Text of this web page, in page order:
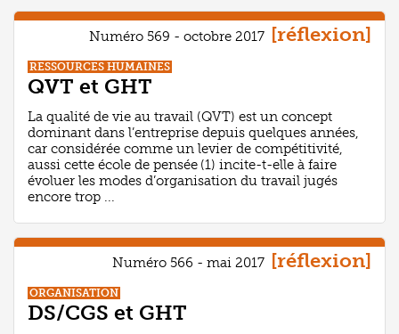
Numéro 569 - octobre 2017 [réflexion]
RESSOURCES HUMAINES
QVT et GHT
La qualité de vie au travail (QVT) est un concept
dominant dans l’entreprise depuis quelques années,
car considérée comme un levier de compétitivité,
aussi cette école de pensée (1) incite-t-elle à faire
évoluer les modes d’organisation du travail jugés
encore trop ...
Numéro 566 - mai 2017 [réflexion]
ORGANISATION
DS/CGS et GHT